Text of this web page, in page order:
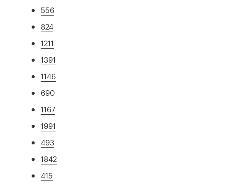
556
824
1211
1391
1146
690
1167
1991
493
1842
415